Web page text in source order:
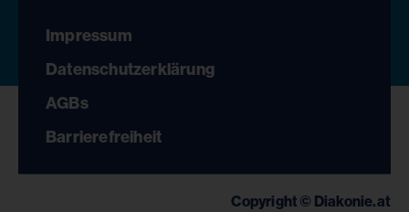
Impressum
Datenschutzerklärung
AGBs
Barrierefreiheit
Copyright © Diakonie.at